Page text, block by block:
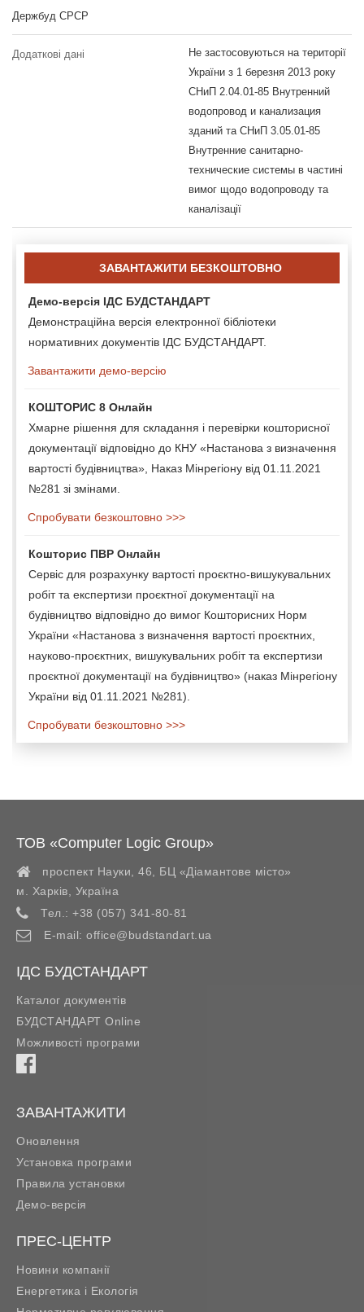
Держбуд СРСР
Додаткові дані
Не застосовуються на території
України з 1 березня 2013 року
СНиП 2.04.01-85 Внутренний
водопровод и канализация
зданий та СНиП 3.05.01-85
Внутренние санитарно-
технические системы в частині
вимог щодо водопроводу та
каналізації
ЗАВАНТАЖИТИ БЕЗКОШТОВНО
Демо-версія ІДС БУДСТАНДАРТ
Демонстраційна версія електронної бібліотеки
нормативних документів ІДС БУДСТАНДАРТ.
Завантажити демо-версію
КОШТОРИС 8 Онлайн
Хмарне рішення для складання і перевірки кошторисної
документації відповідно до КНУ «Настанова з визначення
вартості будівництва», Наказ Мінрегіону від 01.11.2021
№281 зі змінами.
Спробувати безкоштовно >>>
Кошторис ПВР Онлайн
Сервіс для розрахунку вартості проєктно-вишукувальних
робіт та експертизи проєктної документації на
будівництво відповідно до вимог Кошторисних Норм
України «Настанова з визначення вартості проєктних,
науково-проєктних, вишукувальних робіт та експертизи
проєктної документації на будівництво» (наказ Мінрегіону
України від 01.11.2021 №281).
Спробувати безкоштовно >>>
ТОВ «Computer Logic Group»
проспект Науки, 46, БЦ «Діамантове місто»
м. Харків
Україна
Тел.: +38 (057) 341-80-81
E-mail: office@budstandart.ua
ІДС БУДСТАНДАРТ
Каталог документів
БУДСТАНДАРТ Online
Можливості програми
ЗАВАНТАЖИТИ
Оновлення
Установка програми
Правила установки
Демо-версія
ПРЕС-ЦЕНТР
Новини компанії
Енергетика і Екологія